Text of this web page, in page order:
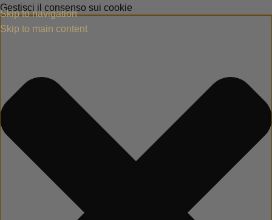
Gestisci il consenso sui cookie
Skip to navigation
Skip to main content